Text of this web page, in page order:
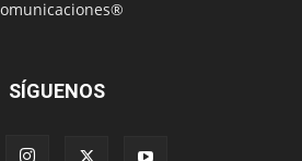
SÍGUENOS